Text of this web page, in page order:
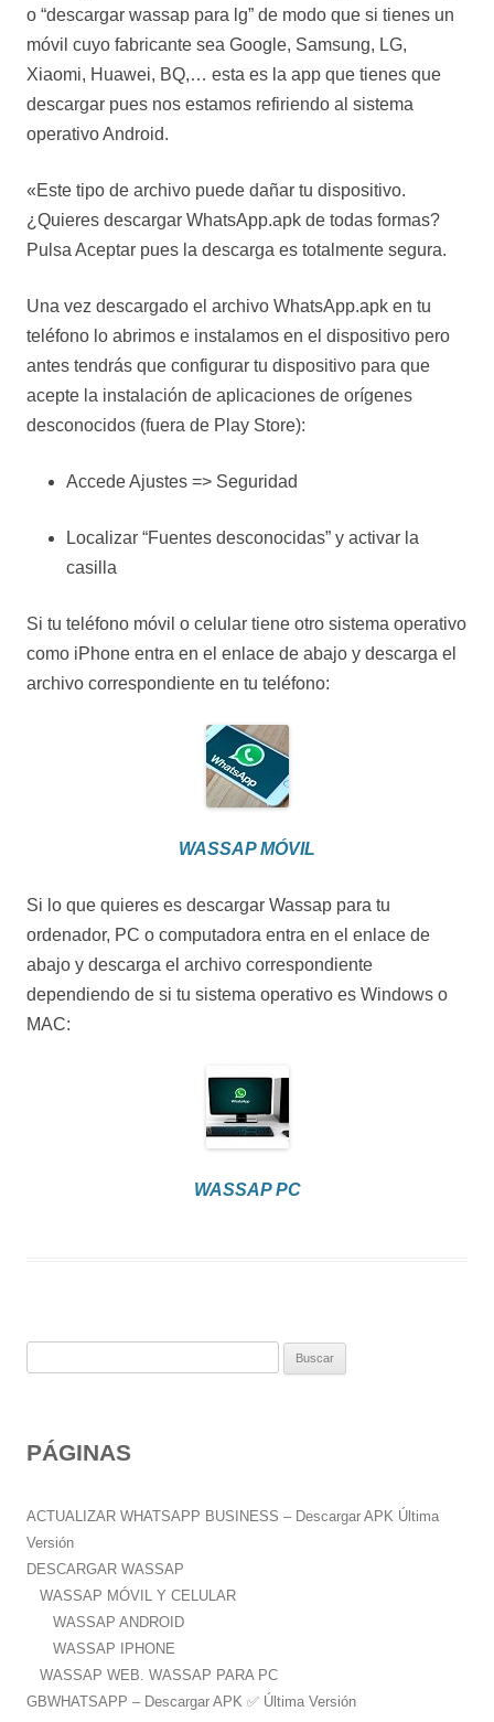
o “descargar wassap para lg” de modo que si tienes un
móvil cuyo fabricante sea Google, Samsung, LG,
Xiaomi, Huawei, BQ,… esta es la app que tienes que
descargar pues nos estamos refiriendo al sistema
operativo Android.
«Este tipo de archivo puede dañar tu dispositivo.
¿Quieres descargar WhatsApp.apk de todas formas?
Pulsa Aceptar pues la descarga es totalmente segura.
Una vez descargado el archivo WhatsApp.apk en tu
teléfono lo abrimos e instalamos en el dispositivo pero
antes tendrás que configurar tu dispositivo para que
acepte la instalación de aplicaciones de orígenes
desconocidos (fuera de Play Store):
Accede Ajustes => Seguridad
Localizar “Fuentes desconocidas” y activar la
casilla
Si tu teléfono móvil o celular tiene otro sistema operativo
como iPhone entra en el enlace de abajo y descarga el
archivo correspondiente en tu teléfono:
WASSAP MÓVIL
Si lo que quieres es descargar Wassap para tu
ordenador, PC o computadora entra en el enlace de
abajo y descarga el archivo correspondiente
dependiendo de si tu sistema operativo es Windows o
MAC:
WASSAP PC
a
:
PÁGINAS
ACTUALIZAR WHATSAPP BUSINESS – Descargar APK Última
Versión
DESCARGAR WASSAP
WASSAP MÓVIL Y CELULAR
WASSAP ANDROID
WASSAP IPHONE
WASSAP WEB. WASSAP PARA PC
GBWHATSAPP – Descargar APK ✅️ Última Versión